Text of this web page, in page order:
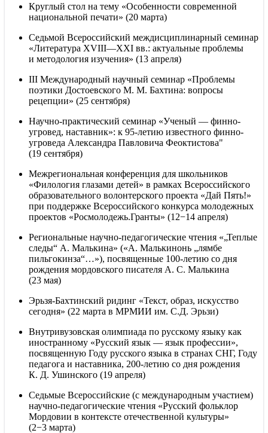
Круглый стол на тему «Особенности современной
национальной печати» (20 марта)
Седьмой Всероссийский междисциплинарный семинар
«Литература XVIII—XXI вв.: актуальные проблемы
и методология изучения» (13 апреля)
III Международный научный семинар «Проблемы
поэтики Достоевского М. М. Бахтина: вопросы
рецепции» (25 сентября)
Научно-практический семинар «Ученый — финно-
угровед, наставник»: к 95-летию известного финно-
угроведа Александра Павловича Феоктистова"
(19 сентября)
Межрегиональная конференция для школьников
«Филология глазами детей» в рамках Всероссийского
образовательного волонтерского проекта «Дай Пять!»
при поддержке Всероссийского конкурса молодежных
проектов «Росмолодежь.Гранты» (12−14 апреля)
Региональные научно-педагогические чтения «„Теплые
следы“ А. Малькина» («А. Малькинонь „лямбе
пильгокинза“…»), посвященные 100-летию со дня
рождения мордовского писателя А. С. Малькина
(23 мая)
Эрьзя-Бахтинский ридинг «Текст, образ, искусство
сегодня» (22 марта в МРМИИ им. С.Д. Эрьзи)
Внутривузовская олимпиада по русскому языку как
иностранному «Русский язык — язык профессии»,
посвященную Году русского языка в странах СНГ, Году
педагога и наставника, 200-летию со дня рождения
К. Д. Ушинского (19 апреля)
Седьмые Всероссийские (с международным участием)
научно-педагогические чтения «Русский фольклор
Мордовии в контексте отечественной культуры»
(2−3 марта)